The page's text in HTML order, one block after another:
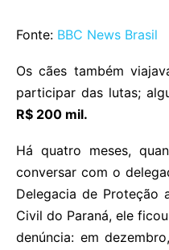
Fonte: BBC News Brasil
Os cães também
participar das lutas;
R$ 200 mil.
Há quatro meses,
conversar com o
Delegacia de Proteção
Civil do Paraná, ele
denúncia: em